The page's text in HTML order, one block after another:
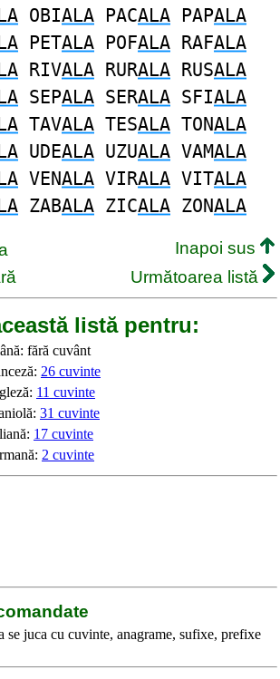
OBIALA PACALA PAPALA
PETALA POFALA RAFALA
RIVALA RURALA RUSALA
SEPALA SERALA SFIALA
TAVALA TESALA TONALA
UDEALA UZUALA VAMALA
VENALA VIRALA VITALA
ZABALA ZICALA ZONALA
Inapoi sus
Următoarea listă
listă pentru:
fără cuvânt
26 cuvinte
11 cuvinte
31 cuvinte
17 cuvinte
2 cuvinte
se juca cu cuvinte, anagrame, sufixe, prefixe